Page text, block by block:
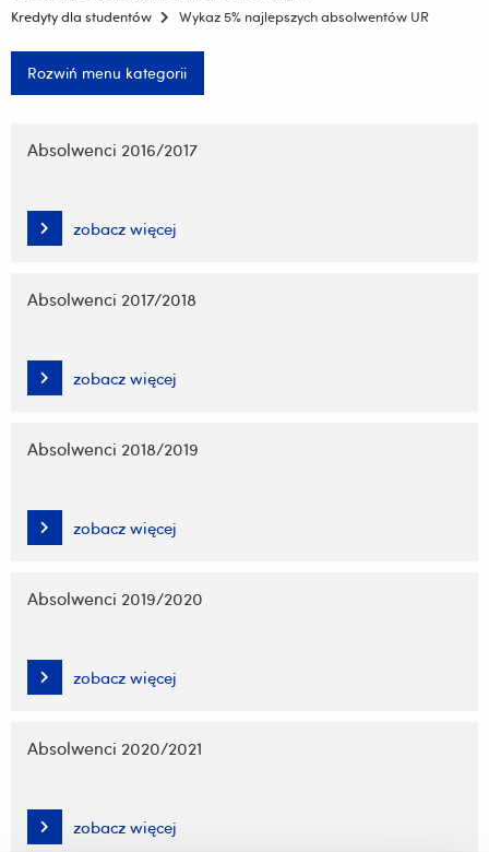
Kredyty dla studentów
Wykaz 5% najlepszych absolwentów UR
Rozwiń menu kategorii
nawigację
treści
Absolwenci 2016/2017
zobacz więcej
Absolwenci 2017/2018
zobacz więcej
Absolwenci 2018/2019
zobacz więcej
Absolwenci 2019/2020
zobacz więcej
Absolwenci 2020/2021
zobacz więcej